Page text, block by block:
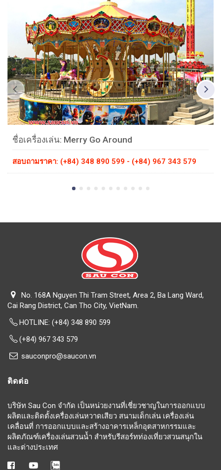
ชื่อเครื่องเล่น: Merry Go Around
สอบถามราคา: (+84) 348 890 599 - (+84) 967 343 579
No. 168A Nguyen Thi Tram Street, Area 2, Ba Lang Ward,
Cai Rang District, Can Tho City, VietNam.
HOTLINE:(+84) 348 890 599
(+84) 967 343 579
sauconpro@saucon.vn
ติดต่อ
บริษัท Sau Con จำกัด เป็นหน่วยงานที่เชี่ยวชาญในการออกแบบ
ผลิตและติดตั้งเครื่องเล่นหวาดเสียว สนามเด็กเล่น เครื่องเล่น
เคลื่อนที่ การออกแบบและสร้างอาคารเหล็กอุตสาหกรรมและ
ผลิตภัณฑ์เครื่องเล่นสวนน้ำ สำหรับรีสอร์ทท่องเที่ยวสวนสนุกใน
และต่างประเทศ